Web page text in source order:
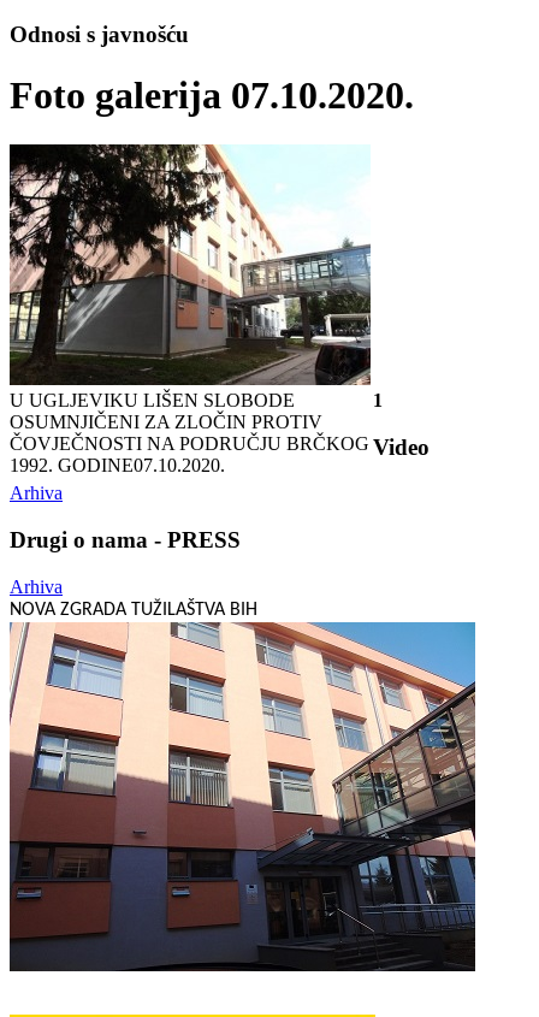
Odnosi s javnošću
Foto galerija 07.10.2020.
U UGLJEVIKU LIŠEN SLOBODE
OSUMNJIČENI ZA ZLOČIN PROTIV
ČOVJEČNOSTI NA PODRUČJU BRČKOG
1992. GODINE07.10.2020.
1
Video
Arhiva
Drugi o nama - PRESS
Arhiva
NOVA ZGRADA TUŽILAŠTVA BIH